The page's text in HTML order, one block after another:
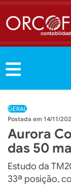
GERAL
14/11/
Aurora
das 50
Estudo da
33ª posição,